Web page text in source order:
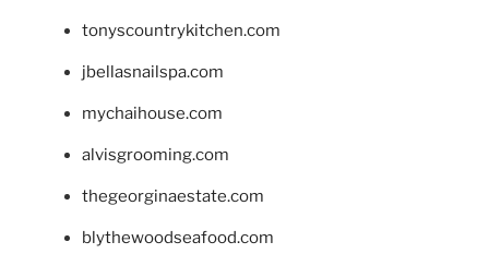
tonyscountrykitchen.com
jbellasnailspa.com
mychaihouse.com
alvisgrooming.com
thegeorginaestate.com
blythewoodseafood.com